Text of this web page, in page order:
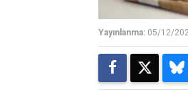
Yayınlanma: 05/12/